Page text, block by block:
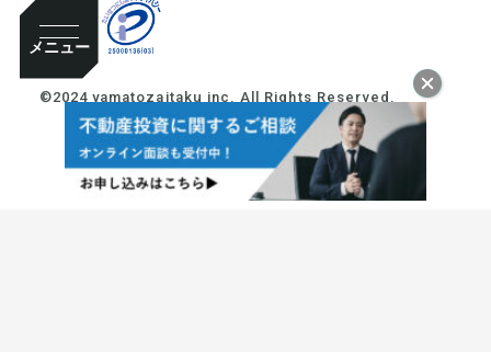
メニュー
10:00~18:00
東京本社 大阪本社
プライベート
相談お申し込み
©2024 yamatozaitaku inc. All Rights Reserved.